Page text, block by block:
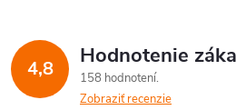
4,8 Hodnotenie
158 hodnotení
Zobraziť recenzie